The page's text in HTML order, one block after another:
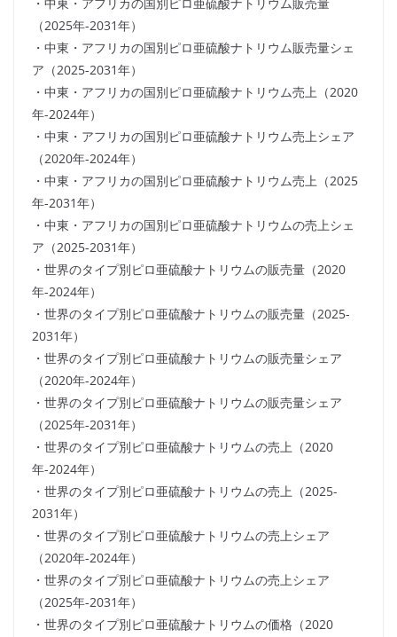
（2025年-2031年）
・中東・アフリカの国別ピロ亜硫酸ナトリウム販売量シェ
ア（2025-2031年）
・中東・アフリカの国別ピロ亜硫酸ナトリウム売上（2020
年-2024年）
・中東・アフリカの国別ピロ亜硫酸ナトリウム売上シェア
（2020年-2024年）
・中東・アフリカの国別ピロ亜硫酸ナトリウム売上（2025
年-2031年）
・中東・アフリカの国別ピロ亜硫酸ナトリウムの売上シェ
ア（2025-2031年）
・世界のタイプ別ピロ亜硫酸ナトリウムの販売量（2020
年-2024年）
・世界のタイプ別ピロ亜硫酸ナトリウムの販売量（2025-
2031年）
・世界のタイプ別ピロ亜硫酸ナトリウムの販売量シェア
（2020年-2024年）
・世界のタイプ別ピロ亜硫酸ナトリウムの販売量シェア
（2025年-2031年）
・世界のタイプ別ピロ亜硫酸ナトリウムの売上（2020
年-2024年）
・世界のタイプ別ピロ亜硫酸ナトリウムの売上（2025-
2031年）
・世界のタイプ別ピロ亜硫酸ナトリウムの売上シェア
（2020年-2024年）
・世界のタイプ別ピロ亜硫酸ナトリウムの売上シェア
（2025年-2031年）
・世界のタイプ別ピロ亜硫酸ナトリウムの価格（2020